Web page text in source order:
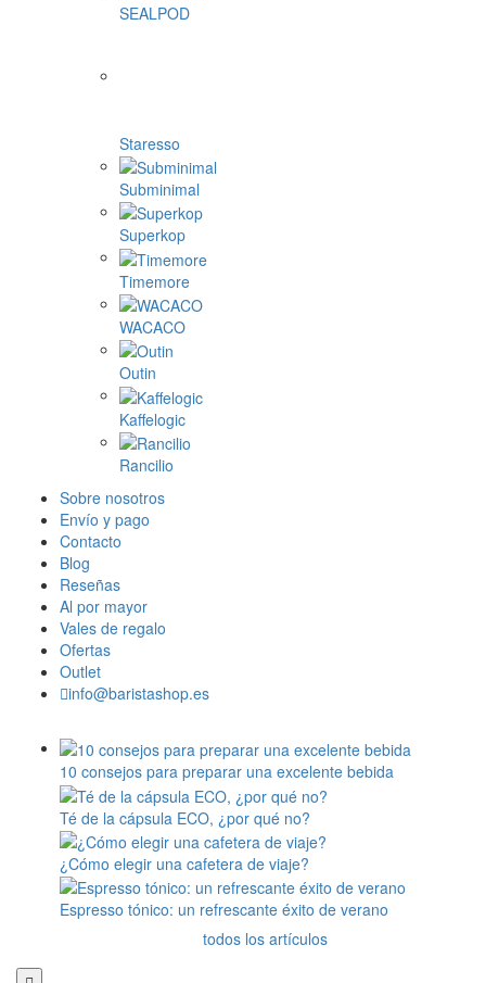
SEALPOD
Staresso
Subminimal
Superkop
Timemore
WACACO
Outin
Kaffelogic
Rancilio
Sobre nosotros
Envío y pago
Contacto
Blog
Reseñas
Al por mayor
Vales de regalo
Ofertas
Outlet
info@baristashop.es
10 consejos para preparar una excelente bebida
Té de la cápsula ECO, ¿por qué no?
¿Cómo elegir una cafetera de viaje?
Espresso tónico: un refrescante éxito de verano
todos los artículos